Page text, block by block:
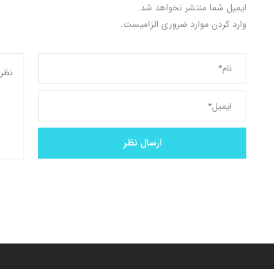
ایمیل شما منتشر نخواهد شد.
وارد کردن موارد ضروری الزامیست.